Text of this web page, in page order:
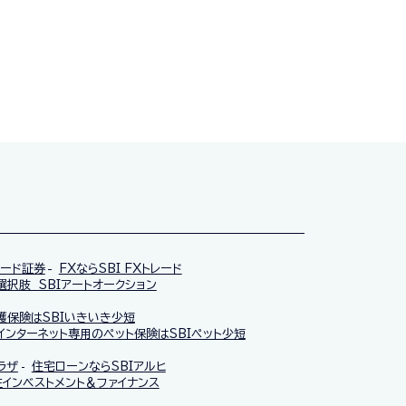
ド証券
FXならSBI FXトレード
択肢 SBIアートオークション
保険はSBIいきいき少短
ンターネット専用のペット保険はSBIペット少短
ザ
住宅ローンならSBIアルヒ
ベストメント＆ファイナンス